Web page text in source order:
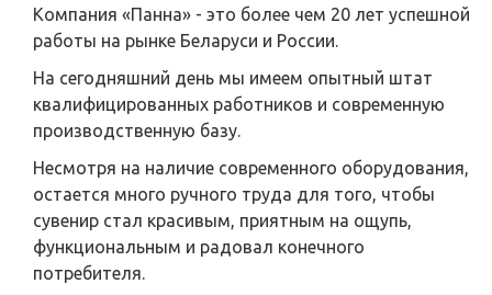
Компания «Панна» - это более чем 20 лет успешной
работы на рынке Беларуси и России.
На сегодняшний день мы имеем опытный штат
квалифицированных работников и современную
производственную базу.
Несмотря на наличие современного оборудования,
остается много ручного труда для того, чтобы
сувенир стал красивым, приятным на ощупь,
функциональным и радовал конечного
потребителя.